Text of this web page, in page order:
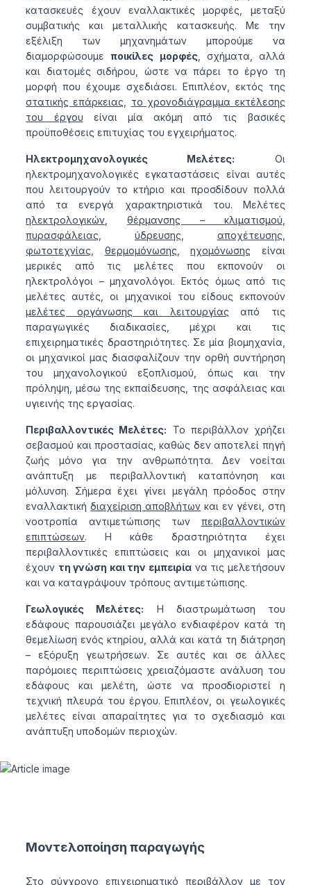
κατασκευές έχουν εναλλακτικές μορφές, μεταξύ
συμβατικής και μεταλλικής κατασκευής. Με την
εξέλιξη των μηχανημάτων μπορούμε να
διαμορφώσουμεποικίλες μορφές, σχήματα, αλλά
και διατομές σιδήρου, ώστε να πάρει το έργο τη
μορφή που έχουμε σχεδιάσει. Επιπλέον, εκτός της
στατικής επάρκειας
το χρονοδιάγραμμα εκτέλεσης
του έργου είναι μία ακόμη από τις βασικές
προϋποθέσεις επιτυχίας του εγχειρήματος.
Ηλεκτρομηχανολογικές Μελέτες: Οι
ηλεκτρομηχανολογικές εγκαταστάσεις είναι αυτές
που λειτουργούν το κτήριο και προσδίδουν πολλά
από τα ενεργά χαρακτηριστικά του. Μελέτες
ηλεκτρολογικών ,θέρμανσης – κλιματισμού
πυρασφάλειας
ύδρευσης αποχέτευσης
φωτοτεχνίας
θερμομόνωσης ,ηχομόνωσης είναι
μερικές από τις μελέτες που εκπονούν οι
ηλεκτρολόγοι – μηχανολόγοι. Εκτός όμως από τις
μελέτες αυτές, οι μηχανικοί του είδους εκπονούν
μελέτες οργάνωσης και λειτουργίας από τις
παραγωγικές διαδικασίες, μέχρι και τις
επιχειρηματικές δραστηριότητες. Σε μία βιομηχανία,
οι μηχανικοί μας διασφαλίζουν την ορθή συντήρηση
του μηχανολογικού εξοπλισμού, όπως και την
πρόληψη, μέσω της εκπαίδευσης, της ασφάλειας και
υγιεινής της εργασίας.
Περιβαλλοντικές Μελέτες: Το περιβάλλον χρήζει
σεβασμού και προστασίας, καθώς δεν αποτελεί πηγή
ζωής μόνο για την ανθρωπότητα. Δεν νοείται
ανάπτυξη με περιβαλλοντική καταπόνηση και
μόλυνση. Σήμερα έχει γίνει μεγάλη πρόοδος στην
εναλλακτικήδιαχείριση αποβλήτων και εν γένει, στη
νοοτροπία αντιμετώπισης των περιβαλλοντικών
επιπτώσεων. Η κάθε δραστηριότητα έχει
περιβαλλοντικές επιπτώσεις και οι μηχανικοί μας
έχουν τη γνώση και την εμπειρία να τις μελετήσουν
και να καταγράψουν τρόπους αντιμετώπισης.
Γεωλογικές Μελέτες: Η διαστρωμάτωση του
εδάφους παρουσιάζει μεγάλο ενδιαφέρον κατά τη
θεμελίωση ενός κτηρίου, αλλά και κατά τη διάτρηση
– εξόρυξη γεωτρήσεων. Σε αυτές και σε άλλες
παρόμοιες περιπτώσεις χρειαζόμαστε ανάλυση του
εδάφους και μελέτη, ώστε να προσδιοριστεί η
τεχνική πλευρά του έργου. Επιπλέον, οι γεωλογικές
μελέτες είναι απαραίτητες για το σχεδιασμό και
ανάπτυξη υποδομών περιοχών.
Μοντελοποίηση παραγωγής
Στο σύγχρονο επιχειρηματικό περιβάλλον με τον